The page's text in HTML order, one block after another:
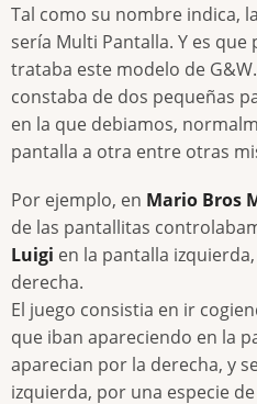
Tal como su nombre indica,
sería Multi Pantalla. Y es
trataba este modelo de
constaba de dos pequeñas
en la que debiamos,
pantalla a otra entre otras
Por ejemplo, en Mario Bros
de las pantallitas
Luigi en la pantalla
derecha.
El juego consistia en ir
que iban apareciendo en la
aparecian por la derecha, y
izquierda, por una especie